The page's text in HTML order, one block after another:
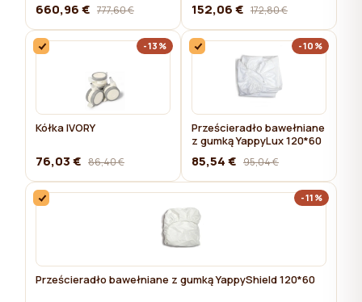
660,96 € 777,60 € 152,06 € 172,80 €
-13%
Kółka IVORY
76,03 € 86,40 €
-10%
Prześcieradło bawełniane
z gumką YappyLux 120*60
85,54 € 95,04 €
-11%
Prześcieradło bawełniane z gumką YappyShield 120*60